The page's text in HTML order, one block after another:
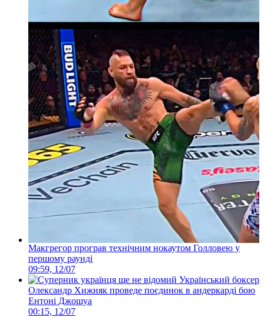
Макгрегор програв технічним нокаутом Голловею у
першому раунді
09:59, 12/07
Український боксер
Олександр Хижняк проведе поєдинок в андеркарді бою
Ентоні Джошуа
00:15, 12/07